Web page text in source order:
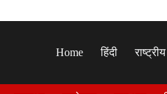
Home
हिंदी राष्ट्रीय